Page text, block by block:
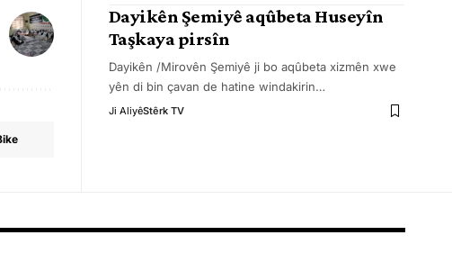
Dayikên Şemiyê aqûbeta Huseyîn
Taşkaya pirsîn
Dayikên /Mirovên Şemiyê ji bo aqûbeta xizmên xwe
yên di bin çavan de hatine windakirin…
Ji AliyêStêrk TV